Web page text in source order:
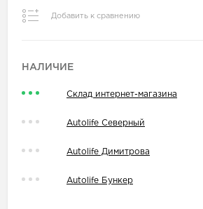
Добавить к сравнению
НАЛИЧИЕ
Склад интернет-магазина
Autolife Северный
Autolife Димитрова
Autolife Бункер